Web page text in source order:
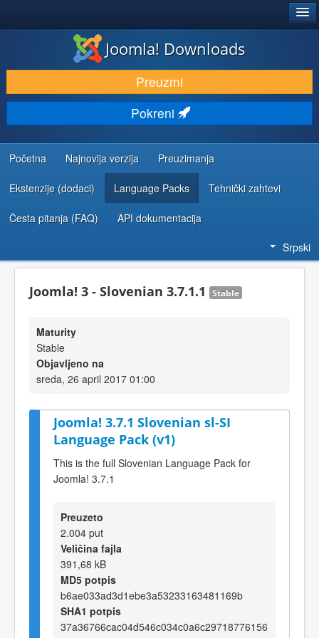
PREUZIMANJE I PROŠIRENJA (EKSTENZIJE)
OTKRIJTE I NAUČITE
ZAJEDNICA I PODRŠKA
RESURSI ZA RAZVOJ
Joomla! Downloads
Preuzmi
Pokreni
Početna Najnovija verzija Preuzimanja
Ekstenzije (dodaci) Language Packs Tehnički zahtevi
Česta pitanja (FAQ) API dokumentacija
Srpski
Joomla! 3 - Slovenian 3.7.1.1 Stable
Maturity
Stable
Objavljeno na
sreda, 26 april 2017 01:00
Joomla! 3.7.1 Slovenian sl-SI
Language Pack (v1)
This is the full Slovenian Language Pack for
Joomla! 3.7.1
Preuzeto
2.004 put
Veličina fajla
391,68 kB
MD5 potpis
b6ae033ad3d1ebe3a53233163481169b
SHA1 potpis
37a36766cac04d546c034c0a6c29718776156